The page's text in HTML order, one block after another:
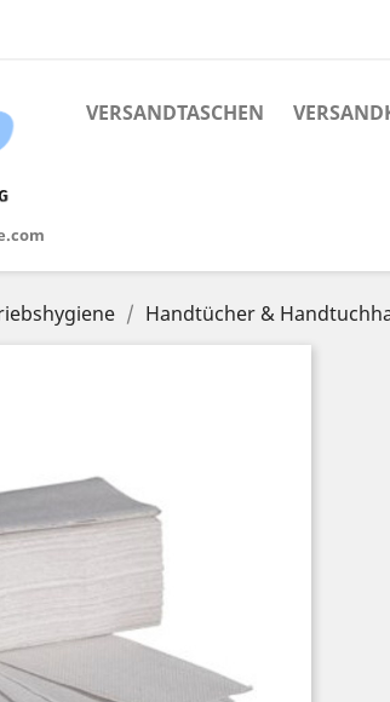
VERSANDTASCHEN
Handtücher &